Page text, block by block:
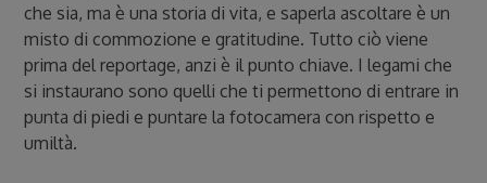
che sia, ma è una storia di vita, e saperla ascoltare è un
misto di commozione e gratitudine. Tutto ciò viene
prima del reportage, anzi è il punto chiave. I legami che
si instaurano sono quelli che ti permettono di entrare in
punta di piedi e puntare la fotocamera con rispetto e
umiltà.